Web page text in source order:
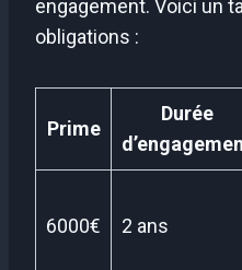
engagement. Voici un
obligations :
Prime
Durée
6000€ 2 ans